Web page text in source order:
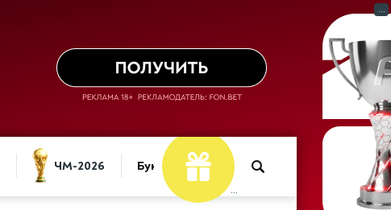
ЧМ-2026 Букмекеры
...
...